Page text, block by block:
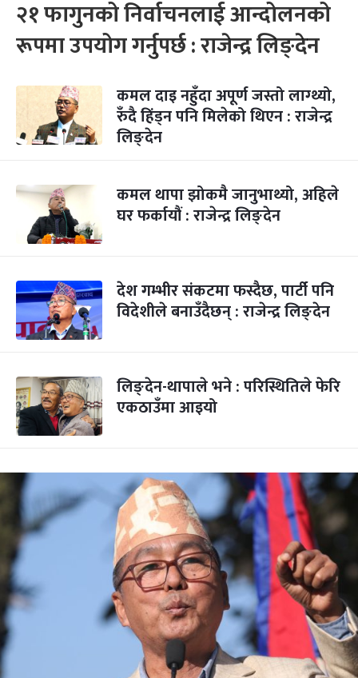
२१ फागुनको निर्वाचनलाई आन्दोलनको
रूपमा उपयोग गर्नुपर्छ : राजेन्द्र लिङ्देन
कमल दाइ नहुँदा अपूर्ण जस्तो लाग्थ्यो,
रुँदै हिंड्न पनि मिलेको थिएन : राजेन्द्र
लिङ्देन
कमल थापा झोकमै जानुभाथ्यो, अहिले
घर फर्कायौं : राजेन्द्र लिङ्देन
देश गम्भीर संकटमा फस्दैछ, पार्टी पनि
विदेशीले बनाउँदैछन् : राजेन्द्र लिङ्देन
लिङ्देन-थापाले भने : परिस्थितिले फेरि
एकठाउँमा आइयो